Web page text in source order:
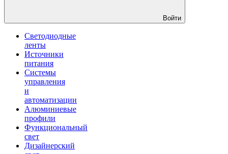
Войти
Светодиодные
ленты
Источники
питания
Системы
управления
и
автоматизации
Алюминиевые
профили
Функциональный
свет
Дизайнерский